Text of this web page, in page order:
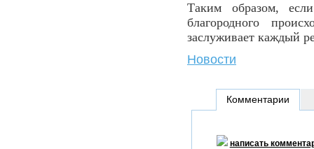
Таким образом,
благородного
заслуживает каждый
Новости
Комментарии
написать